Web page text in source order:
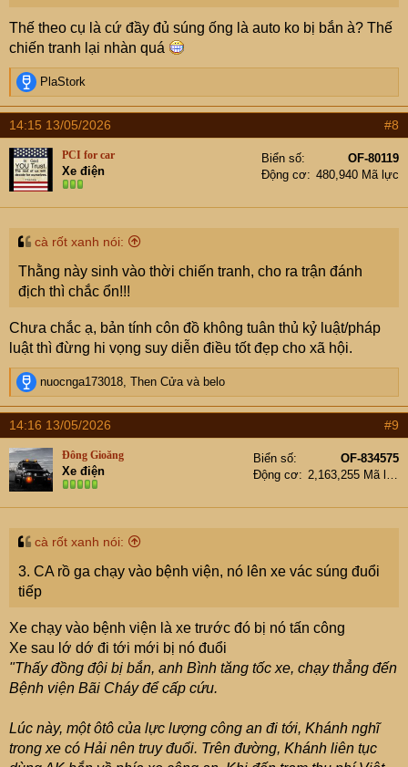
Thế theo cụ là cứ đầy đủ súng ống là auto ko bị bắn à? Thế
chiến tranh lại nhàn quá
R
e
a
c
t
i
o
n
s
PlaStork
14:15 13/05/2026 #8
PCI for car
Xe điện
Biển số
OF-80119
Động cơ
480,940 Mã lực
cà rốt xanh nói:
Thằng này sinh vào thời chiến tranh, cho ra trận đánh
địch thì chắc ổn!!!
Chưa chắc ạ, bản tính côn đồ không tuân thủ kỷ luật/pháp
luật thì đừng hi vọng suy diễn điều tốt đẹp cho xã hội.
R
e
a
c
t
i
o
n
s
nuocnga173018 Then Cửa và belo
14:16 13/05/2026 #9
Đông Gioăng
Xe điện
Biển số
OF-834575
Động cơ
cà rốt xanh nói:
3. CA rồ ga chạy vào bệnh viện, nó lên xe vác súng đuổi
tiếp
Xe chạy vào bệnh viện là xe trước đó bị nó tấn công
Xe sau lớ dớ đi tới mới bị nó đuổi
"Thấy đồng đội bị bắn, anh Bình tăng tốc xe, chạy thẳng đến
Bệnh viện Bãi Cháy để cấp cứu.
Lúc này, một ôtô của lực lượng công an đi tới, Khánh nghĩ
trong xe có Hải nên truy đuổi. Trên đường, Khánh liên tục